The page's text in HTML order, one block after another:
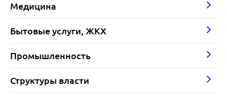
Медицина
Бытовые услуги, ЖКХ
Промышленность
Структуры власти